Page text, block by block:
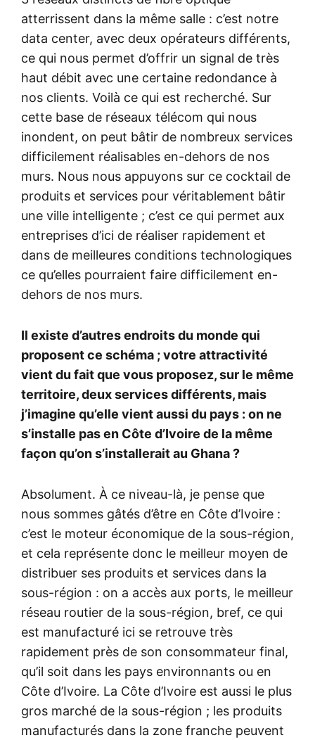
atterrissent dans la même salle : c’est notre
data center, avec deux opérateurs différents,
ce qui nous permet d’offrir un signal de très
haut débit avec une certaine redondance à
nos clients. Voilà ce qui est recherché. Sur
cette base de réseaux télécom qui nous
inondent, on peut bâtir de nombreux services
difficilement réalisables en-dehors de nos
murs. Nous nous appuyons sur ce cocktail de
produits et services pour véritablement bâtir
une ville intelligente ; c’est ce qui permet aux
entreprises d’ici de réaliser rapidement et
dans de meilleures conditions technologiques
ce qu’elles pourraient faire difficilement en-
dehors de nos murs.
Il existe d’autres endroits du monde qui
proposent ce schéma ; votre attractivité
vient du fait que vous proposez, sur le même
territoire, deux services différents, mais
j’imagine qu’elle vient aussi du pays : on ne
s’installe pas en Côte d’Ivoire de la même
façon qu’on s’installerait au Ghana ?
Absolument. À ce niveau-là, je pense que
nous sommes gâtés d’être en Côte d’Ivoire :
c’est le moteur économique de la sous-région,
et cela représente donc le meilleur moyen de
distribuer ses produits et services dans la
sous-région : on a accès aux ports, le meilleur
réseau routier de la sous-région, bref, ce qui
est manufacturé ici se retrouve très
rapidement près de son consommateur final,
qu’il soit dans les pays environnants ou en
Côte d’Ivoire. La Côte d’Ivoire est aussi le plus
gros marché de la sous-région ; les produits
manufacturés dans la zone franche peuvent